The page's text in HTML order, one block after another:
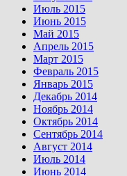
Июль 2015
Июнь 2015
Май 2015
Апрель 2015
Март 2015
Февраль 2015
Январь 2015
Декабрь 2014
Ноябрь 2014
Октябрь 2014
Сентябрь 2014
Август 2014
Июль 2014
Июнь 2014